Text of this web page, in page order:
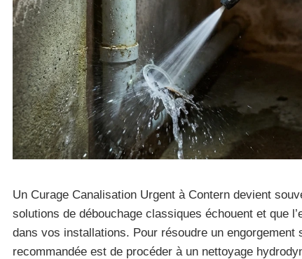
Un Curage Canalisation Urgent à Contern devient
solutions de débouchage classiques échouent et que
dans vos installations. Pour résoudre un engorgement
recommandée est de procéder à un nettoyage